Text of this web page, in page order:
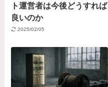
ト運営者は今後どうすれば
良いのか
2025/02/05